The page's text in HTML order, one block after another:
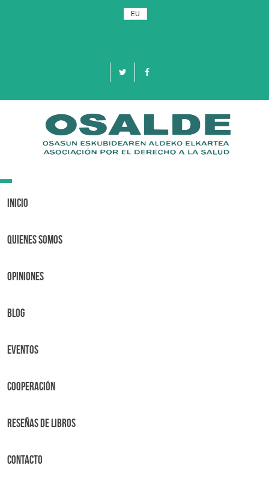
EU
Toggle
Inicio
Quienes Somos
OPINIONES
BLOG
Eventos
Cooperación
Reseñas de libros
Contacto